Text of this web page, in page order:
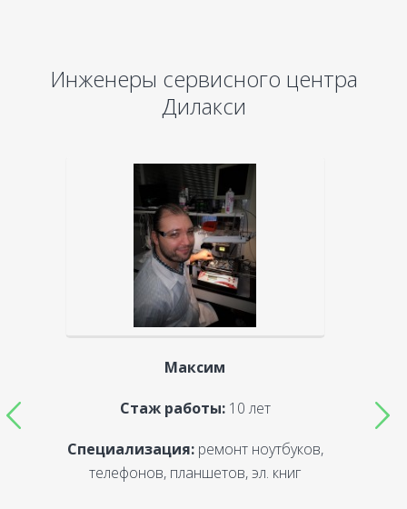
Инженеры сервисного центра
Дилакси
Максим
Стаж работы:10 лет
Специализация:ремонт ноутбуков,
телефонов, планшетов, эл. книг